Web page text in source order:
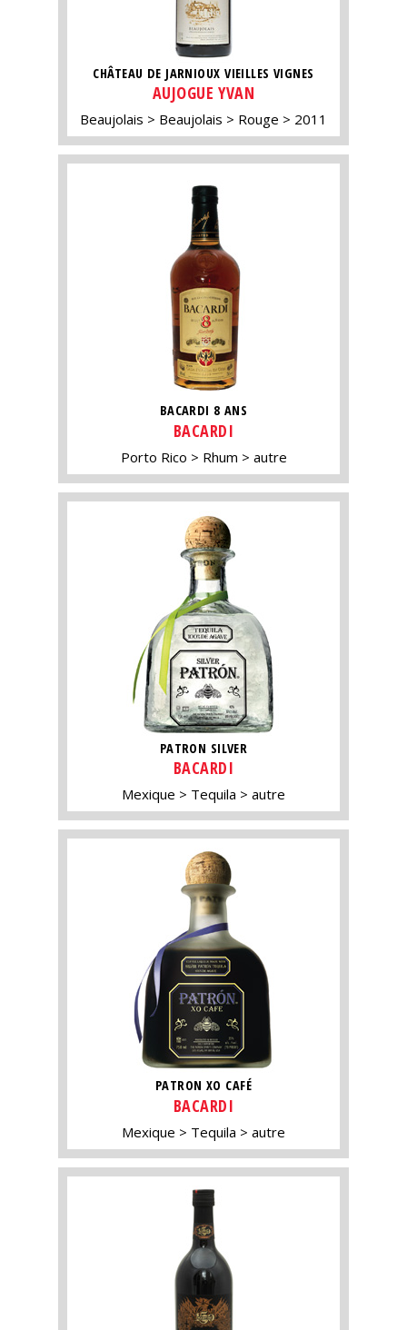
CHÂTEAU DE JARNIOUX VIEILLES VIGNES
AUJOGUE YVAN
Beaujolais Beaujolais Rouge 2011
BACARDI 8 ANS
BACARDI
Porto Rico Rhum autre
PATRON SILVER
BACARDI
Mexique Tequila autre
PATRON XO CAFÉ
BACARDI
Mexique Tequila autre